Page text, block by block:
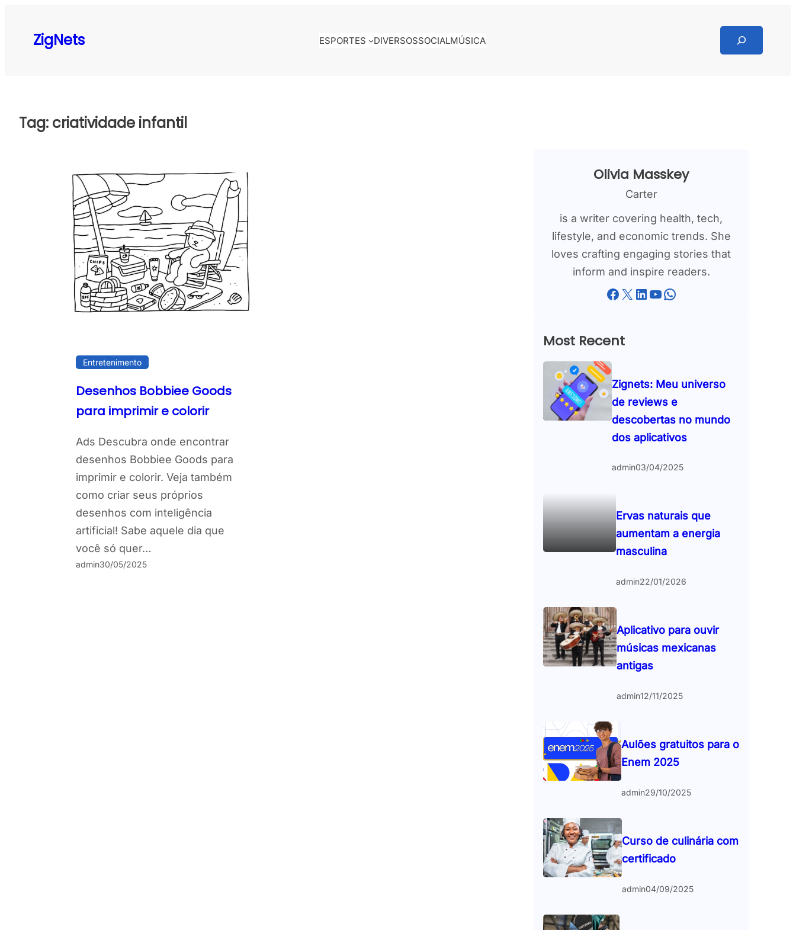
ZigNets ESPORTES DIVERSOSSOCIALMÚSICA
Search
Tag: criatividade infantil
Entretenimento
Desenhos Bobbiee Goods
para imprimir e colorir
Ads Descubra onde encontrar
desenhos Bobbiee Goods para
imprimir e colorir. Veja também
como criar seus próprios
desenhos com inteligência
artificial! Sabe aquele dia que
você só quer…
admin30/05/2025
Olivia Masskey
Carter
is a writer covering health, tech,
lifestyle, and economic trends. She
loves crafting engaging stories that
inform and inspire readers.
Facebook X LinkedIn YouTube WhatsApp
Most Recent
Zignets: Meu universo
de reviews e
descobertas no mundo
dos aplicativos
admin03/04/2025
Ervas naturais que
aumentam a energia
masculina
admin22/01/2026
Aplicativo para ouvir
músicas mexicanas
antigas
admin12/11/2025
Aulões gratuitos para o
Enem 2025
admin29/10/2025
Curso de culinária com
certificado
admin04/09/2025